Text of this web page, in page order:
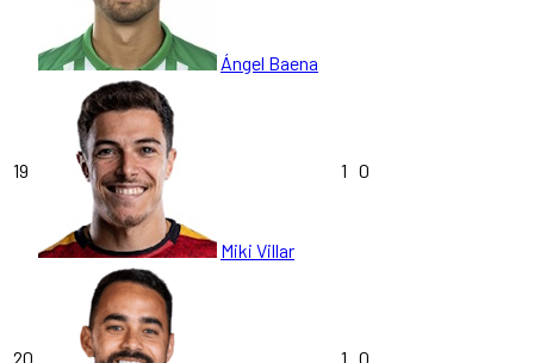
Ángel Baena
19
Miki Villar
1 0
20 1 0